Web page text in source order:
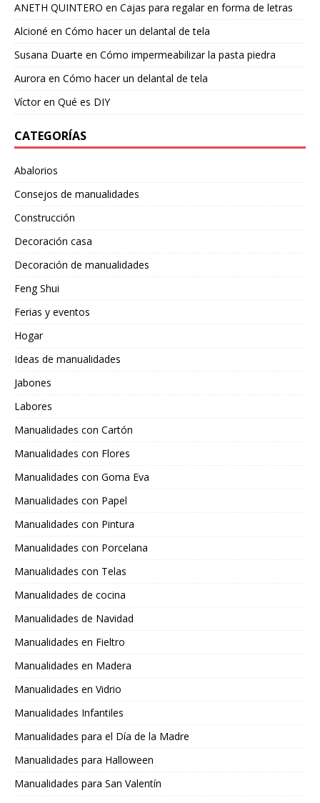
ANETH QUINTERO en Cajas para regalar en forma de letras
Alcioné en Cómo hacer un delantal de tela
Susana Duarte en Cómo impermeabilizar la pasta piedra
Aurora en Cómo hacer un delantal de tela
Víctoren Qué es DIY
CATEGORÍAS
Abalorios
Consejos de manualidades
Construcción
Decoración casa
Decoración de manualidades
Feng Shui
Ferias y eventos
Hogar
Ideas de manualidades
Jabones
Labores
Manualidades con Cartón
Manualidades con Flores
Manualidades con Goma Eva
Manualidades con Papel
Manualidades con Pintura
Manualidades con Porcelana
Manualidades con Telas
Manualidades de cocina
Manualidades de Navidad
Manualidades en Fieltro
Manualidades en Madera
Manualidades en Vidrio
Manualidades Infantiles
Manualidades para el Día de la Madre
Manualidades para Halloween
Manualidades para San Valentín